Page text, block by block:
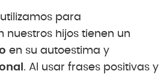
para
nuestros hijos tienen un
en su autoestima y
. Al usar frases positivas y